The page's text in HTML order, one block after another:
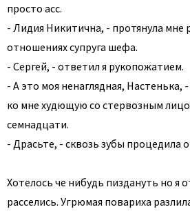
просто асс.
- Лидия Никитична, - протянула мне
отношениях супруга шефа.
- Сергей, - ответил я рукопожатием.
- А это моя ненаглядная,
ко мне худющую со стервозным
семнадцати.
- Драсьте, - сквозь зубы процедила
Хотелось че нибудь пиздануть но я
расселись. Угрюмая повариха